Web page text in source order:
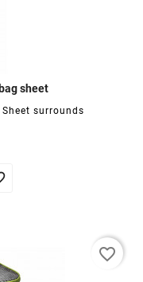
sheet
surrounds
favorite_border